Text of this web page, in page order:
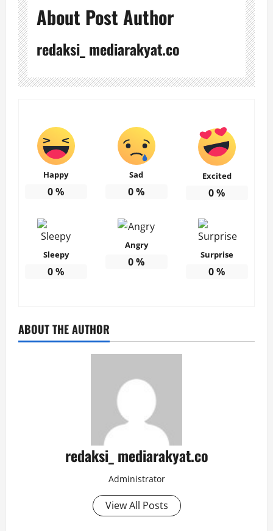
About Post Author
redaksi_ mediarakyat.co
Happy
0%
Sad
0%
Excited
0%
Sleepy
0%
Angry
0%
Surprise
0%
ABOUT THE AUTHOR
redaksi_ mediarakyat.co
Administrator
View All Posts